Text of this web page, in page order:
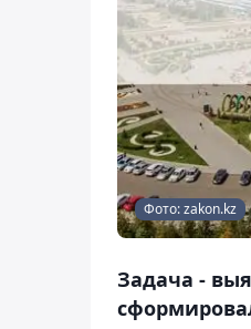
Фото: zakon.kz
Задача -